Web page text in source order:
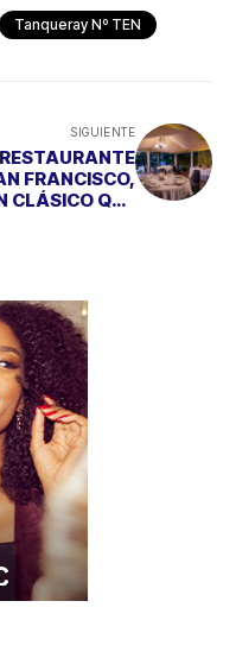
Tanqueray Nº TEN
SIGUIENTE
RESTAURANTE
FRANCISCO,
CLÁSICO QUE